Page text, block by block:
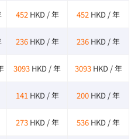
452 HKD / 年 452 HKD / 年
236 HKD / 年 236 HKD / 年
3093 HKD / 年 3093 HKD / 年
141 HKD / 年 200 HKD / 年
273 HKD / 年 536 HKD / 年